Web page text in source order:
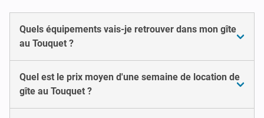
Quels équipements vais-je retrouver dans mon gîte
au Touquet ?
Quel est le prix moyen d'une semaine de location de
gîte au Touquet ?